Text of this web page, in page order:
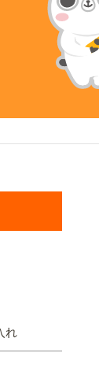
オリジナ
納期と配送方法
れ